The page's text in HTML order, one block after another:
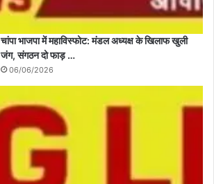
चांपा भाजपा में महाविस्फोट: मंडल अध्यक्ष के खिलाफ खुली
जंग, संगठन दो फाड़ …
06/06/2026